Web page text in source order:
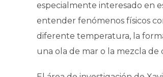
especialmente interesado en
entender fenómenos físicos
diferente temperatura, la
una ola de mar o la mezcla de